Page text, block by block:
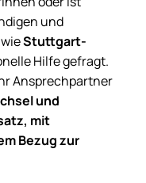
und
Stuttgart-
Hilfe gefragt.
Ansprechpartner
und
mit
Bezug zur